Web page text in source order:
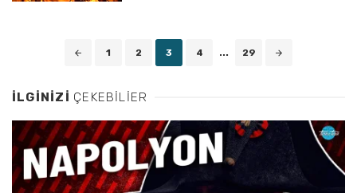
1 2 3 4 ... 29
İLGINIZI ÇEKEBILIER